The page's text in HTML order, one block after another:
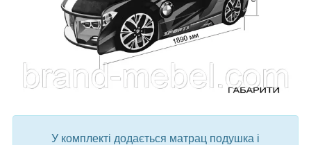
У комплекті додається матрац подушка і